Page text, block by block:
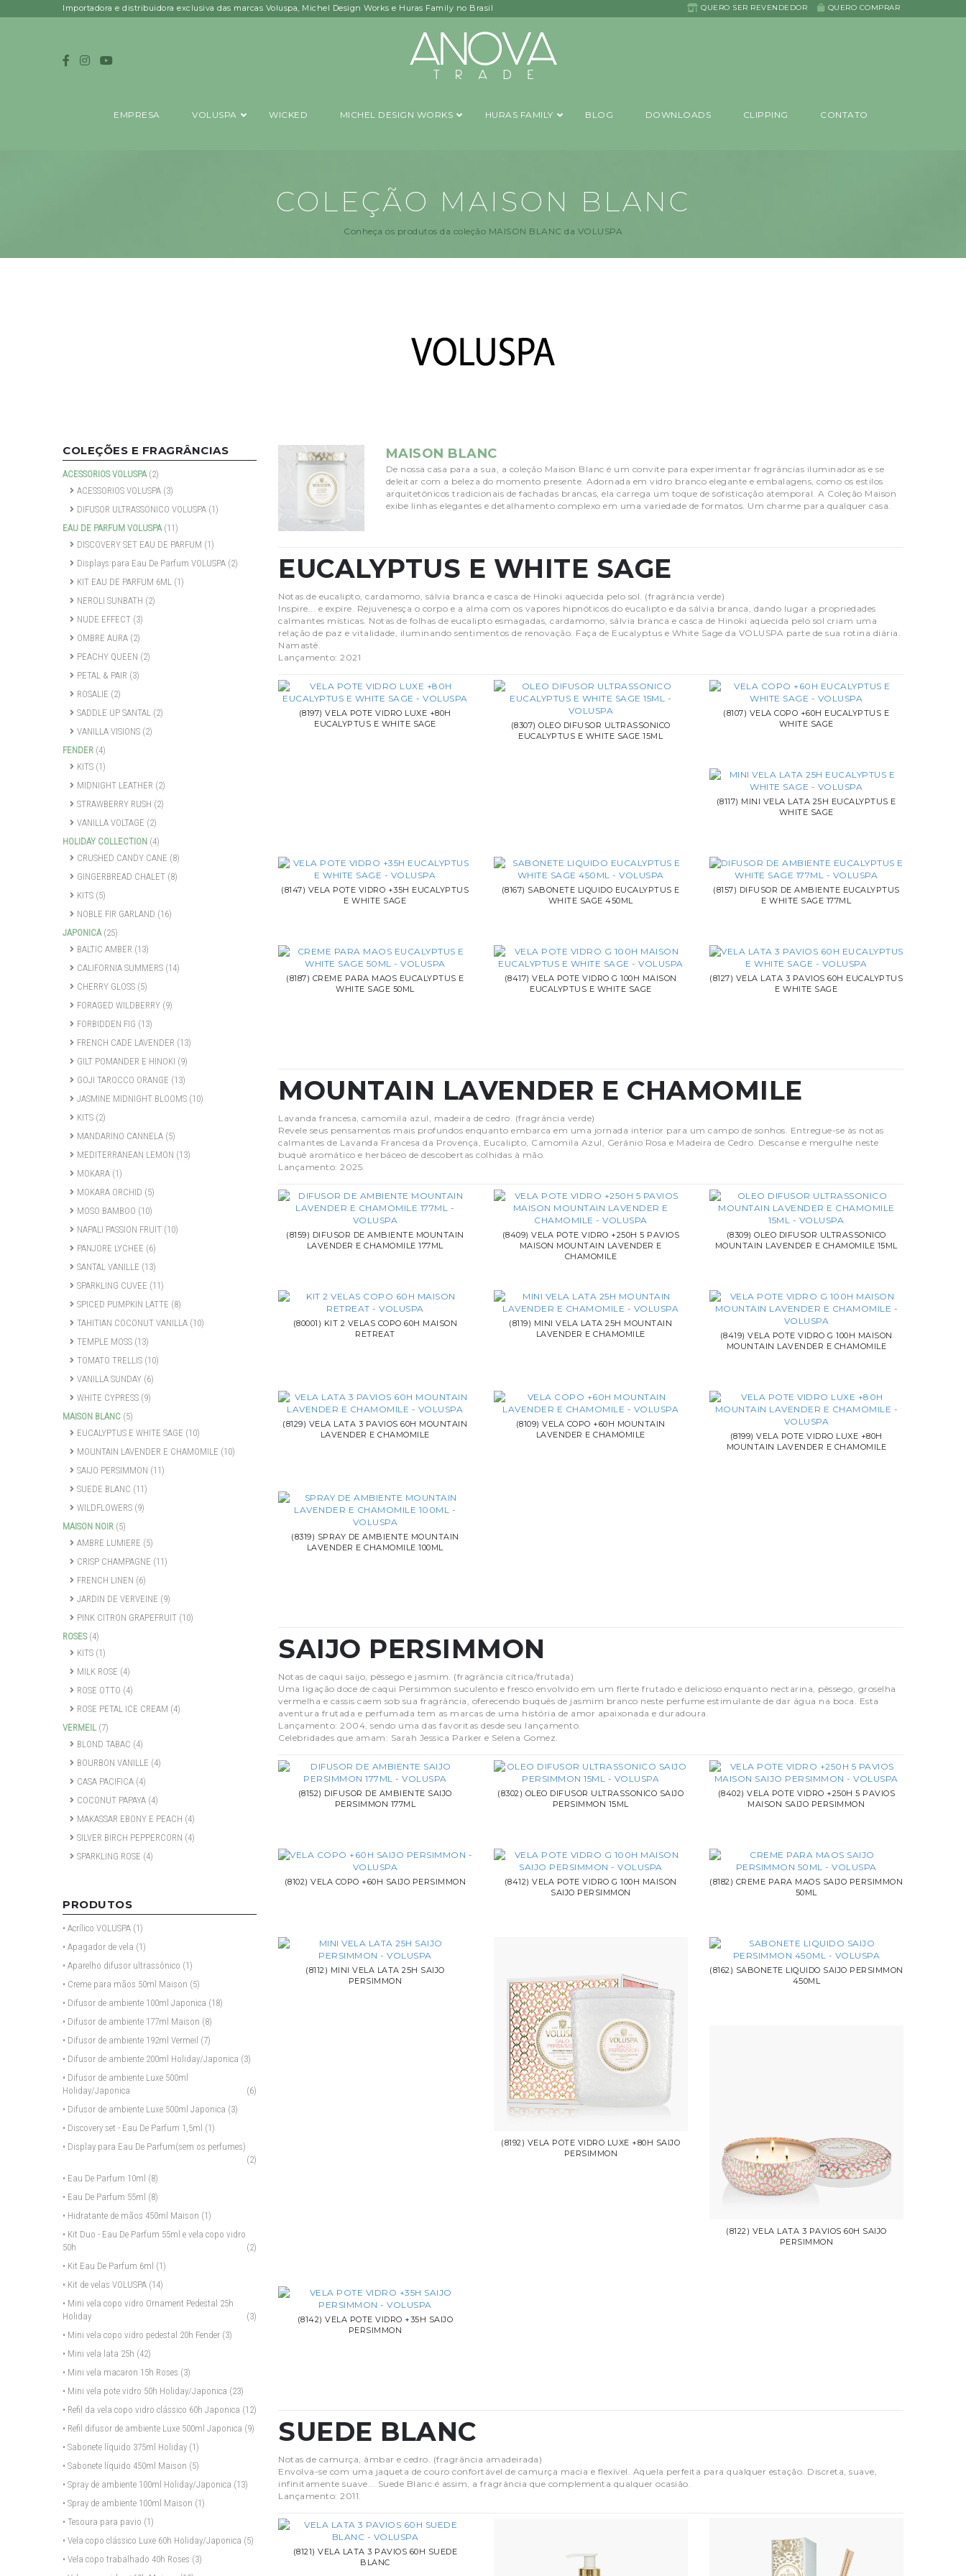
Importadora e distribuidora exclusiva das marcas Voluspa, Michel Design Works e Huras Family no Brasil QUERO SER REVENDEDOR QUERO COMPRAR
EMPRESA VOLUSPA WICKED MICHEL DESIGN WORKS HURAS FAMILY BLOG DOWNLOADS CLIPPING CONTATO
COLEÇÃO MAISON BLANC
Conheça os produtos da coleção MAISON BLANC da VOLUSPA
COLEÇÕES E FRAGRÂNCIAS
ACESSORIOS VOLUSPA(2)
ACESSORIOS VOLUSPA (3)
DIFUSOR ULTRASSONICO VOLUSPA (1)
EAU DE PARFUM VOLUSPA(11)
DISCOVERY SET EAU DE PARFUM (1)
Displays para Eau De Parfum VOLUSPA (2)
KIT EAU DE PARFUM 6ML (1)
NEROLI SUNBATH (2)
NUDE EFFECT (3)
OMBRE AURA (2)
PEACHY QUEEN (2)
PETAL & PAIR (3)
ROSALIE (2)
SADDLE UP SANTAL (2)
VANILLA VISIONS (2)
FENDER (4)
KITS (1)
MIDNIGHT LEATHER (2)
STRAWBERRY RUSH (2)
VANILLA VOLTAGE (2)
HOLIDAY COLLECTION (4)
CRUSHED CANDY CANE (8)
GINGERBREAD CHALET (8)
KITS (5)
NOBLE FIR GARLAND (16)
JAPONICA(25)
BALTIC AMBER (13)
CALIFORNIA SUMMERS (14)
CHERRY GLOSS (5)
FORAGED WILDBERRY (9)
FORBIDDEN FIG (13)
FRENCH CADE LAVENDER (13)
GILT POMANDER E HINOKI (9)
GOJI TAROCCO ORANGE (13)
JASMINE MIDNIGHT BLOOMS (10)
KITS (2)
MANDARINO CANNELA (5)
MEDITERRANEAN LEMON (13)
MOKARA (1)
MOKARA ORCHID (5)
MOSO BAMBOO (10)
NAPALI PASSION FRUIT (10)
PANJORE LYCHEE (6)
SANTAL VANILLE (13)
SPARKLING CUVEE (11)
SPICED PUMPKIN LATTE (8)
TAHITIAN COCONUT VANILLA (10)
TEMPLE MOSS (13)
TOMATO TRELLIS (10)
VANILLA SUNDAY (6)
WHITE CYPRESS (9)
MAISON BLANC (5)
EUCALYPTUS E WHITE SAGE (10)
MOUNTAIN LAVENDER E CHAMOMILE (10)
SAIJO PERSIMMON (11)
SUEDE BLANC (11)
WILDFLOWERS (9)
MAISON NOIR (5)
AMBRE LUMIERE (5)
CRISP CHAMPAGNE (11)
FRENCH LINEN (6)
JARDIN DE VERVEINE (9)
PINK CITRON GRAPEFRUIT (10)
ROSES(4)
KITS (1)
MILK ROSE (4)
ROSE OTTO (4)
ROSE PETAL ICE CREAM (4)
VERMEIL(7)
BLOND TABAC (4)
BOURBON VANILLE (4)
CASA PACIFICA (4)
COCONUT PAPAYA (4)
MAKASSAR EBONY E PEACH (4)
SILVER BIRCH PEPPERCORN (4)
SPARKLING ROSE (4)
PRODUTOS
• Acrílico VOLUSPA (1)
• Apagador de vela (1)
• Aparelho difusor ultrassônico (1)
• Creme para mãos 50ml Maison (5)
• Difusor de ambiente 100ml Japonica (18)
• Difusor de ambiente 177ml Maison (8)
• Difusor de ambiente 192ml Vermeil (7)
• Difusor de ambiente 200ml Holiday/Japonica (3)
• Difusor de ambiente Luxe 500ml
Holiday/Japonica
(6)
• Difusor de ambiente Luxe 500ml Japonica (3)
• Discovery set - Eau De Parfum 1,5ml (1)
• Display para Eau De Parfum(sem os perfumes)
(2)
• Eau De Parfum 10ml (8)
• Eau De Parfum 55ml (8)
• Hidratante de mãos 450ml Maison (1)
• Kit Duo - Eau De Parfum 55ml e vela copo vidro
50h
(2)
• Kit Eau De Parfum 6ml (1)
• Kit de velas VOLUSPA (14)
• Mini vela copo vidro Ornament Pedestal 25h
Holiday
(3)
• Mini vela copo vidro pedestal 20h Fender (3)
• Mini vela lata 25h (42)
• Mini vela macaron 15h Roses (3)
• Mini vela pote vidro 50h Holiday/Japonica (23)
• Refil da vela copo vidro clássico 60h Japonica (12)
• Refil difusor de ambiente Luxe 500ml Japonica (9)
• Sabonete líquido 375ml Holiday (1)
• Sabonete líquido 450ml Maison (5)
• Spray de ambiente 100ml Holiday/Japonica (13)
• Spray de ambiente 100ml Maison (1)
• Tesoura para pavio (1)
• Vela copo clássico Luxe 60h Holiday/Japonica (5)
• Vela copo trabalhado 40h Roses (3)
MAISON BLANC
De nossa casa para a sua, a coleção Maison Blanc é um convite para experimentar fragrâncias iluminadoras e se
deleitar com a beleza do momento presente. Adornada em vidro branco elegante e embalagens, como os estilos
arquitetônicos tradicionais de fachadas brancas, ela carrega um toque de sofisticação atemporal. A Coleção Maison
exibe linhas elegantes e detalhamento complexo em uma variedade de formatos. Um charme para qualquer casa.
EUCALYPTUS E WHITE SAGE
Notas de eucalipto, cardamomo, sálvia branca e casca de Hinoki aquecida pelo sol. (fragrância verde)
Inspire... e expire. Rejuvenesça o corpo e a alma com os vapores hipnóticos do eucalipto e da sálvia branca, dando lugar a propriedades
calmantes místicas. Notas de folhas de eucalipto esmagadas, cardamomo, sálvia branca e casca de Hinoki aquecida pelo sol criam uma
relação de paz e vitalidade, iluminando sentimentos de renovação. Faça de Eucalyptus e White Sage da VOLUSPA parte de sua rotina diária.
Namastê.
Lançamento: 2021
(8197) VELA POTE VIDRO LUXE +80H
EUCALYPTUS E WHITE SAGE
(8307) OLEO DIFUSOR ULTRASSONICO
EUCALYPTUS E WHITE SAGE 15ML
(8107) VELA COPO +60H EUCALYPTUS E
WHITE SAGE
(8117) MINI VELA LATA 25H EUCALYPTUS E
WHITE SAGE
(8147) VELA POTE VIDRO +35H EUCALYPTUS
E WHITE SAGE
(8167) SABONETE LIQUIDO EUCALYPTUS E
WHITE SAGE 450ML
(8157) DIFUSOR DE AMBIENTE EUCALYPTUS
E WHITE SAGE 177ML
(8187) CREME PARA MAOS EUCALYPTUS E
WHITE SAGE 50ML
(8417) VELA POTE VIDRO G 100H MAISON
EUCALYPTUS E WHITE SAGE
(8127) VELA LATA 3 PAVIOS 60H EUCALYPTUS
E WHITE SAGE
MOUNTAIN LAVENDER E CHAMOMILE
Lavanda francesa, camomila azul, madeira de cedro. (fragrância verde)
Revele seus pensamentos mais profundos enquanto embarca em uma jornada interior para um campo de sonhos. Entregue-se às notas
calmantes de Lavanda Francesa da Provença, Eucalipto, Camomila Azul, Gerânio Rosa e Madeira de Cedro. Descanse e mergulhe neste
buquê aromático e herbáceo de descobertas colhidas à mão.
Lançamento: 2025.
(8159) DIFUSOR DE AMBIENTE MOUNTAIN
LAVENDER E CHAMOMILE 177ML
(8409) VELA POTE VIDRO +250H 5 PAVIOS
MAISON MOUNTAIN LAVENDER E
CHAMOMILE
(8309) OLEO DIFUSOR ULTRASSONICO
MOUNTAIN LAVENDER E CHAMOMILE 15ML
(80001) KIT 2 VELAS COPO 60H MAISON
RETREAT
(8119) MINI VELA LATA 25H MOUNTAIN
LAVENDER E CHAMOMILE
(8419) VELA POTE VIDRO G 100H MAISON
MOUNTAIN LAVENDER E CHAMOMILE
(8129) VELA LATA 3 PAVIOS 60H MOUNTAIN
LAVENDER E CHAMOMILE
(8109) VELA COPO +60H MOUNTAIN
LAVENDER E CHAMOMILE
(8199) VELA POTE VIDRO LUXE +80H
MOUNTAIN LAVENDER E CHAMOMILE
(8319) SPRAY DE AMBIENTE MOUNTAIN
LAVENDER E CHAMOMILE 100ML
SAIJO PERSIMMON
Notas de caqui saijo, pêssego e jasmim. (fragrância cítrica/frutada)
Uma ligação doce de caqui Persimmon suculento e fresco envolvido em um flerte frutado e delicioso enquanto nectarina, pêssego, groselha
vermelha e cassis caem sob sua fragrância, oferecendo buquês de jasmim branco neste perfume estimulante de dar água na boca. Esta
aventura frutada e perfumada tem as marcas de uma história de amor apaixonada e duradoura.
Lançamento: 2004, sendo uma das favoritas desde seu lançamento.
Celebridades que amam: Sarah Jessica Parker e Selena Gomez.
(8152) DIFUSOR DE AMBIENTE SAIJO
PERSIMMON 177ML
(8302) OLEO DIFUSOR ULTRASSONICO SAIJO
PERSIMMON 15ML
(8402) VELA POTE VIDRO +250H 5 PAVIOS
MAISON SAIJO PERSIMMON
(8102) VELA COPO +60H SAIJO PERSIMMON
(8412) VELA POTE VIDRO G 100H MAISON
SAIJO PERSIMMON
(8182) CREME PARA MAOS SAIJO PERSIMMON
50ML
(8112) MINI VELA LATA 25H SAIJO
PERSIMMON
(8192) VELA POTE VIDRO LUXE +80H SAIJO
PERSIMMON
(8162) SABONETE LIQUIDO SAIJO PERSIMMON
450ML
(8122) VELA LATA 3 PAVIOS 60H SAIJO
PERSIMMON
(8142) VELA POTE VIDRO +35H SAIJO
PERSIMMON
SUEDE BLANC
Notas de camurça, âmbar e cedro. (fragrância amadeirada)
Envolva-se com uma jaqueta de couro confortável de camurça macia e flexível. Aquela perfeita para qualquer estação. Discreta, suave,
infinitamente suave... Suede Blanc é assim, a fragrância que complementa qualquer ocasião.
Lançamento: 2011.
(8121) VELA LATA 3 PAVIOS 60H SUEDE
BLANC